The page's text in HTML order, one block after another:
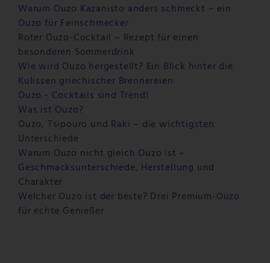
Warum Ouzo Kazanisto anders schmeckt – ein
Ouzo für Feinschmecker
Roter Ouzo-Cocktail – Rezept für einen
besonderen Sommerdrink
Wie wird Ouzo hergestellt? Ein Blick hinter die
Kulissen griechischer Brennereien
Ouzo - Cocktails sind Trend!
Was ist Ouzo?
Ouzo, Tsipouro und Raki – die wichtigsten
Unterschiede
Warum Ouzo nicht gleich Ouzo ist –
Geschmacksunterschiede, Herstellung und
Charakter
Welcher Ouzo ist der beste? Drei Premium-Ouzo
für echte Genießer